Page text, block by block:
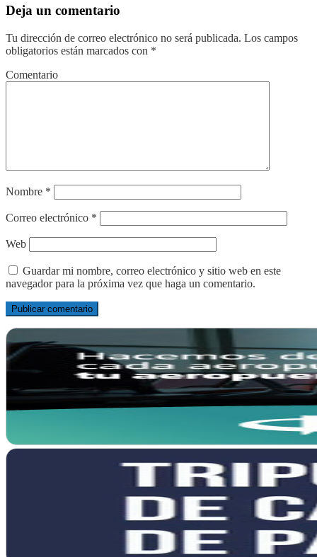
Deja un comentario
Tu dirección de correo electrónico no será publicada. Los campos
obligatorios están marcados con *
Comentario
Nombre *
Correo electrónico *
Web
Guardar mi nombre, correo electrónico y sitio web en este
navegador para la próxima vez que haga un comentario.